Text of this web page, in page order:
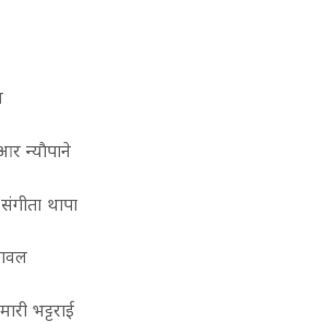
न्याैपाने
संगीता थापा
भट्टराई